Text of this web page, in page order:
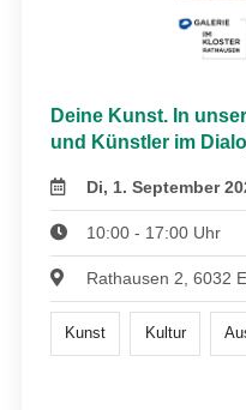
Deine Kunst. In
und Künstler im
Di, 1. September
10:00 - 17:00 Uhr
Rathausen 2, 6032
Kunst Kultur